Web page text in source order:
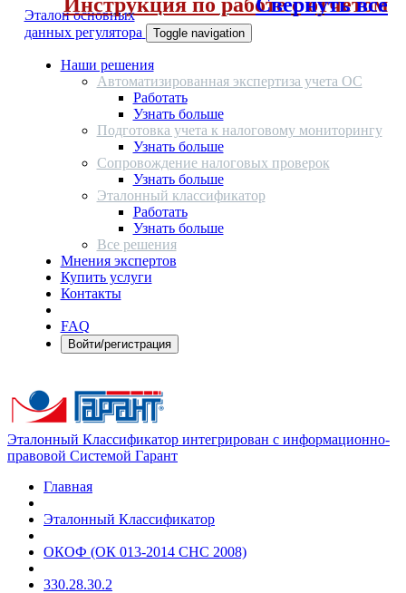
Эталон основных
данных регулятора
Toggle navigation
Наши решения
Автоматизированная экспертиза учета ОС
Работать
Узнать больше
Подготовка учета к налоговому мониторингу
Узнать больше
Сопровождение налоговых проверок
Узнать больше
Эталонный классификатор
Работать
Узнать больше
Все решения
Мнения экспертов
Купить услуги
Контакты
FAQ
Войти/регистрация
Эталонный Классификатор интегрирован с информационно-
правовой Системой Гарант
Главная
Эталонный Классификатор
ОКОФ (ОК 013-2014 СНС 2008)
330.28.30.2